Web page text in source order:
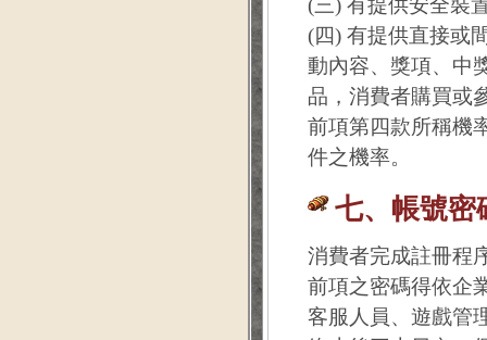
(三) 有提供安全裝
(四) 有提供直接或
動內容、獎項、中
品，消費者購買或
前項第四款所稱機
件之機率。
七、帳號密
消費者完成註冊程
前項之密碼得依企
客服人員、遊戲管